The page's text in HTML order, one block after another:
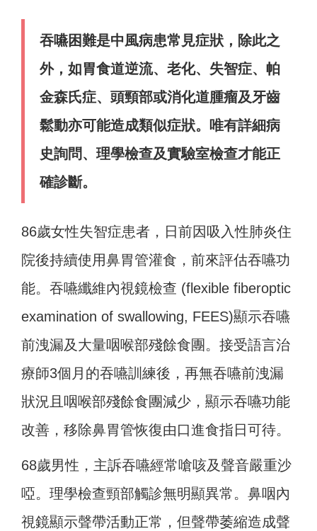
吞嚥困難是中風病患常見症狀，除此之
外，如胃食道逆流、老化、失智症、帕
金森氏症、頭頸部或消化道腫瘤及牙齒
鬆動亦可能造成類似症狀。唯有詳細病
史詢問、理學檢查及實驗室檢查才能正
確診斷。
86歲女性失智症患者，日前因吸入性肺炎住
院後持續使用鼻胃管灌食，前來評估吞嚥功
能。吞嚥纖維內視鏡檢查 (flexible fiberoptic
examination of swallowing, FEES)顯示吞嚥
前洩漏及大量咽喉部殘餘食團。接受語言治
療師3個月的吞嚥訓練後，再無吞嚥前洩漏
狀況且咽喉部殘餘食團減少，顯示吞嚥功能
改善，移除鼻胃管恢復由口進食指日可待。
68歲男性，主訴吞嚥經常嗆咳及聲音嚴重沙
啞。理學檢查頸部觸診無明顯異常。鼻咽內
視鏡顯示聲帶活動正常，但聲帶萎縮造成聲